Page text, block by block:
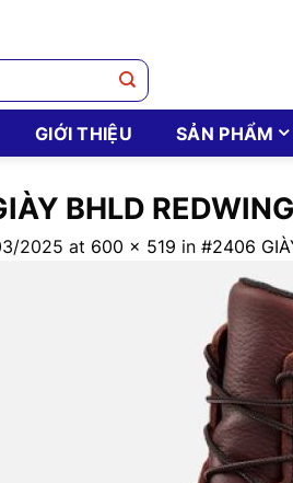
GIỚI THIỆU SẢN PHẨM
BHLD REDWING
2025 at 600 × 519 in #2406